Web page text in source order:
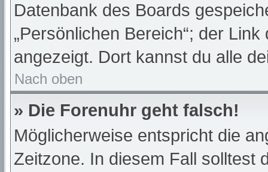
Datenbank des Boards
„Persönlichen Bereich“; der
angezeigt. Dort kannst du alle
Nach oben
» Die Forenuhr geht falsch!
Möglicherweise entspricht die
Zeitzone. In diesem Fall solltest